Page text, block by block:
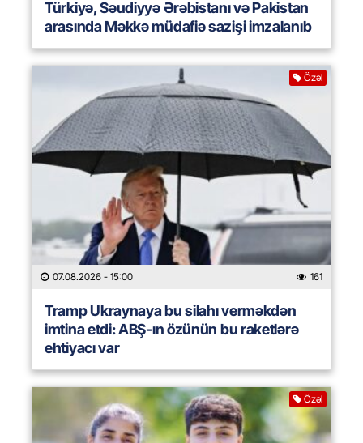
Türkiyə, Səudiyyə Ərəbistanı və Pakistan
arasında Məkkə müdafiə sazişi imzalanıb
Özəl
07.08.2026 - 15:00 161
Tramp Ukraynaya bu silahı verməkdən
imtina etdi: ABŞ-ın özünün bu raketlərə
ehtiyacı var
Özəl